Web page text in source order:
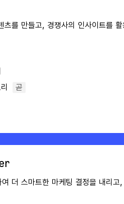
츠를 만들고, 경쟁사의 인사이트를
곧
더 스마트한 마케팅 결정을 내리